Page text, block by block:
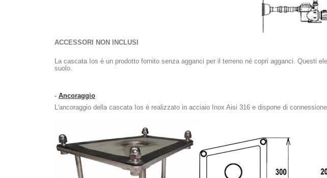
ACCESSORI NON INCLUSI
La cascata Ios è un prodotto fornito senza agganci per il terreno né copri agganci. Questi
suolo.
- Ancoraggio
L'ancoraggio della cascata Ios è realizzato in acciaio Inox Aisi 316 e dispone di